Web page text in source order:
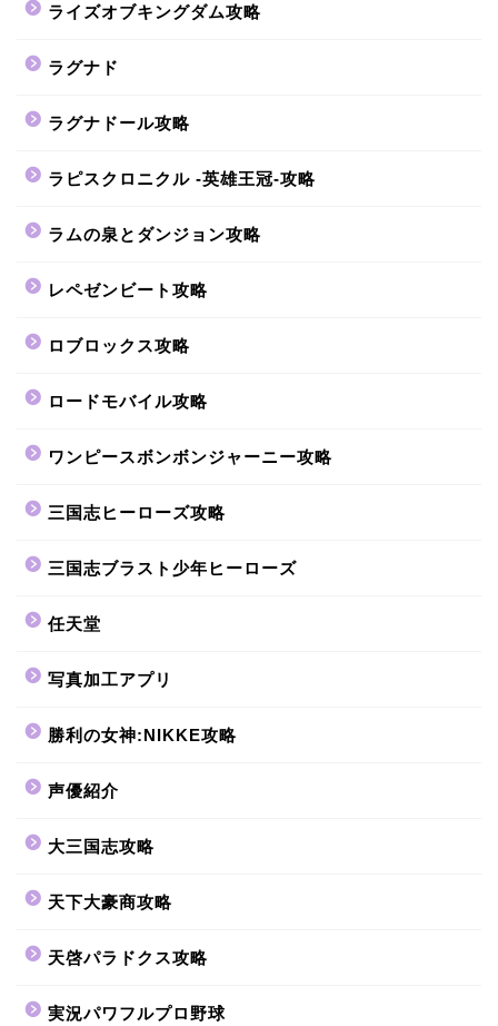
ライズオブキングダム攻略
ラグナド
ラグナドール攻略
ラピスクロニクル -英雄王冠-攻略
ラムの泉とダンジョン攻略
レペゼンビート攻略
ロブロックス攻略
ロードモバイル攻略
ワンピースボンボンジャーニー攻略
三国志ヒーローズ攻略
三国志ブラスト少年ヒーローズ
任天堂
写真加工アプリ
勝利の女神:NIKKE攻略
声優紹介
大三国志攻略
天下大豪商攻略
天啓パラドクス攻略
実況パワフルプロ野球